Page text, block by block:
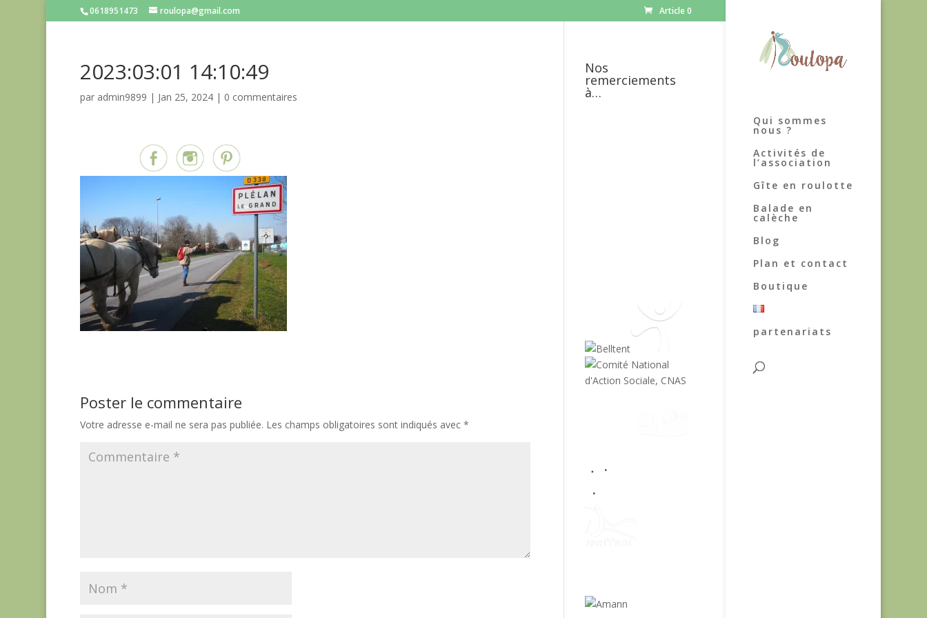
0618951473 roulopa@gmail.com Article 0
Qui sommes
nous ?
Activités de
l’association
Gîte en roulotte
Balade en
calèche
Blog
Plan et contact
Boutique
partenariats
2023:03:01 14:10:49
par admin9899 | Jan 25, 2024 | 0 commentaires
Poster le commentaire
Votre adresse e-mail ne sera pas publiée. Les champs obligatoires sont indiqués avec*
Nos
remerciements
à…